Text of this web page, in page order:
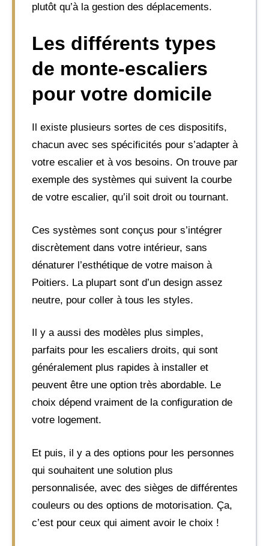
plutôt qu’à la gestion des déplacements.
Les différents types
de monte-escaliers
pour votre domicile
Il existe plusieurs sortes de ces dispositifs,
chacun avec ses spécificités pour s’adapter à
votre escalier et à vos besoins. On trouve par
exemple des systèmes qui suivent la courbe
de votre escalier, qu’il soit droit ou tournant.
Ces systèmes sont conçus pour s’intégrer
discrètement dans votre intérieur, sans
dénaturer l’esthétique de votre maison à
Poitiers. La plupart sont d’un design assez
neutre, pour coller à tous les styles.
Il y a aussi des modèles plus simples,
parfaits pour les escaliers droits, qui sont
généralement plus rapides à installer et
peuvent être une option très abordable. Le
choix dépend vraiment de la configuration de
votre logement.
Et puis, il y a des options pour les personnes
qui souhaitent une solution plus
personnalisée, avec des sièges de différentes
couleurs ou des options de motorisation. Ça,
c’est pour ceux qui aiment avoir le choix !